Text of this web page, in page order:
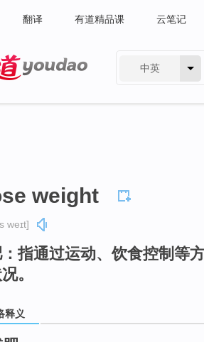
翻译 有道精品课 云笔记
中英
weight
weɪt]
指通过运动、饮食控制等
。
释义